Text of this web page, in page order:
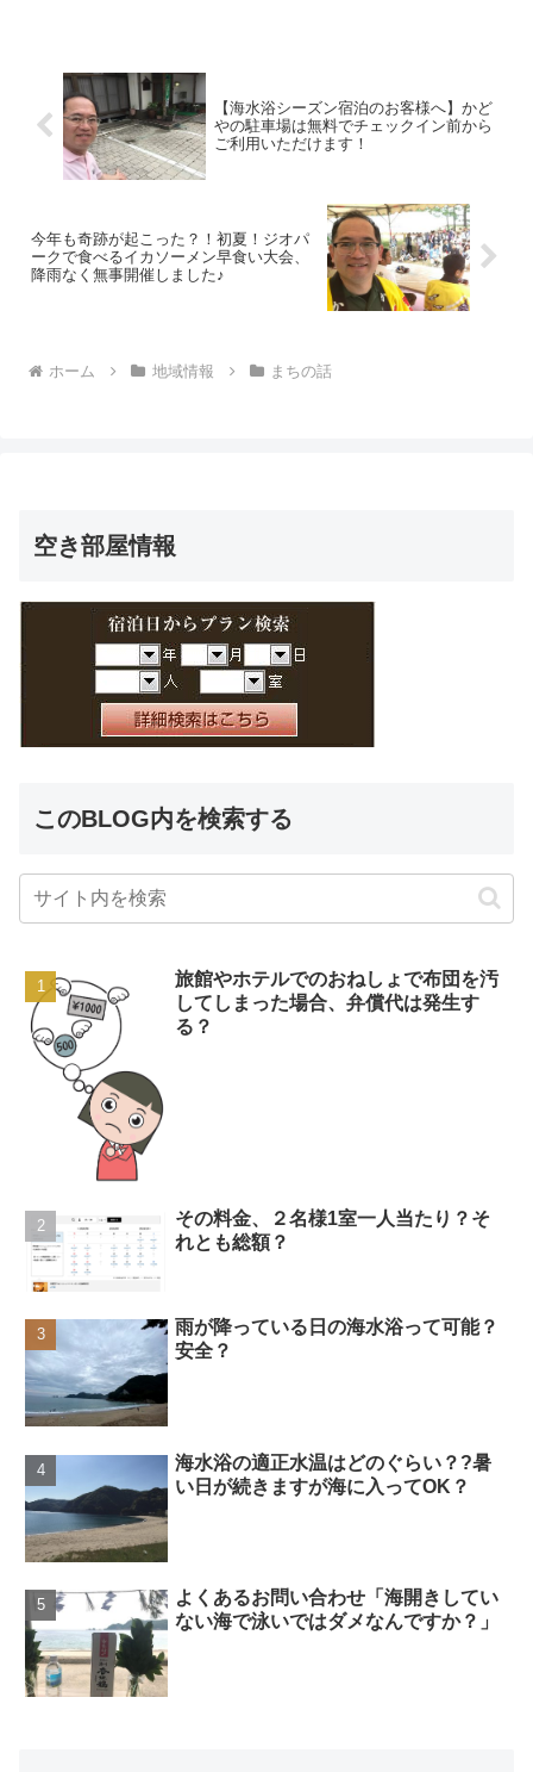
【海水浴シーズン宿泊のお客様へ】かど
やの駐車場は無料でチェックイン前から
ご利用いただけます！
今年も奇跡が起こった？！初夏！ジオパ
ークで食べるイカソーメン早食い大会、
降雨なく無事開催しました♪
ホーム 地域情報 まちの話
空き部屋情報
このBLOG内を検索する
旅館やホテルでのおねしょで布団を汚
してしまった場合、弁償代は発生す
る？
その料金、２名様1室一人当たり？そ
れとも総額？
雨が降っている日の海水浴って可能？
安全？
海水浴の適正水温はどのぐらい？?暑
い日が続きますが海に入ってOK？
よくあるお問い合わせ「海開きしてい
ない海で泳いではダメなんですか？」